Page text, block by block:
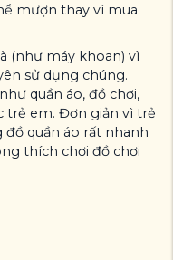
mượn thay vì mua
(như máy khoan) vì
sử dụng chúng.
quần áo, đồ chơi,
trẻ em. Đơn giản vì trẻ
quần áo rất nhanh
thích chơi đồ chơi